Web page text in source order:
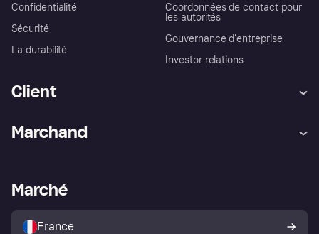
Confidentialité
Sécurité
La durabilité
Coordonnées de contact pour
les autorités
Gouvernance d’entreprise
Investor relations
Client
Explorez les magasins
Politique de protection de
l’acheteur Klarna
Marchand
Portail Marchand
Marché
France